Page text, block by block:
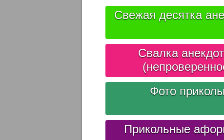
Свежая десятка
Свалка
Фото
Прикольные